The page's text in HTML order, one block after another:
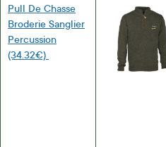
Pull De Chasse
Broderie Sanglier
Percussion
(34.32€)